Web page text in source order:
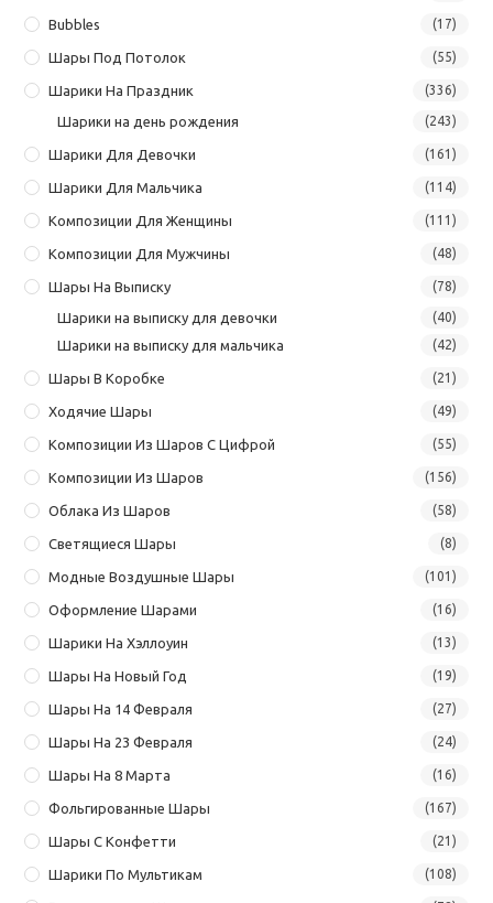
Bubbles (17)
Шары Под Потолок (55)
Шарики На Праздник (336)
Шарики на день рождения (243)
Шарики Для Девочки (161)
Шарики Для Мальчика (114)
Композиции Для Женщины (111)
Композиции Для Мужчины (48)
Шары На Выписку (78)
Шарики на выписку для девочки (40)
Шарики на выписку для мальчика (42)
Шары В Коробке (21)
Ходячие Шары (49)
Композиции Из Шаров С Цифрой (55)
Композиции Из Шаров (156)
Облака Из Шаров (58)
Светящиеся Шары (8)
Модные Воздушные Шары (101)
Оформление Шарами (16)
Шарики На Хэллоуин (13)
Шары На Новый Год (19)
Шары На 14 Февраля (27)
Шары На 23 Февраля (24)
Шары На 8 Марта (16)
Фольгированные Шары (167)
Шары С Конфетти (21)
Шарики По Мультикам (108)